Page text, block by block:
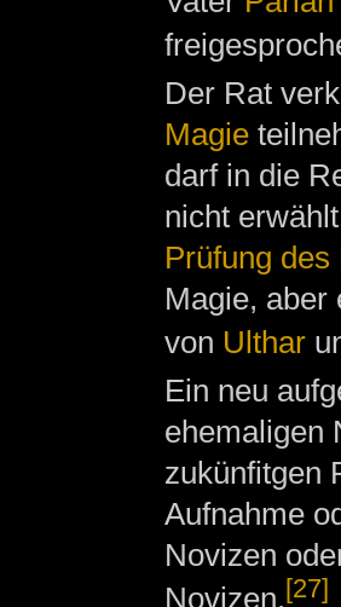
Der Rat
Magie
darf in die
nicht
Prüfung des
Magie, aber
von Ulthar
Ein neu
ehemaligen
zukünfitgen
Aufnahme
Novizen
Novizen.[27]